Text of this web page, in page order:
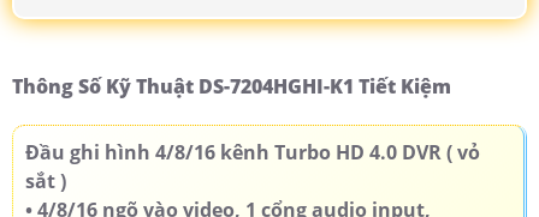
Thông Số Kỹ Thuật DS-7204HGHI-K1 Tiết Kiệm
Đầu ghi hình 4/8/16 kênh Turbo HD 4.0 DVR ( vỏ
sắt )
• 4/8/16 ngõ vào video, 1 cổng audio input,